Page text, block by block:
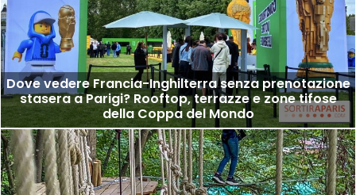
Dove vedere Francia-Inghilterra senza prenotazione
stasera a Parigi? Rooftop, terrazze e zone tifose
della Coppa del Mondo